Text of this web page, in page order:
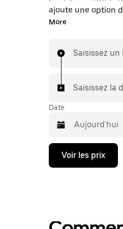
ajoute une option
disponibles dans
More
Saisissez un
Saisissez la
Date
Appuyez
la
ouvrir
Voir les prix